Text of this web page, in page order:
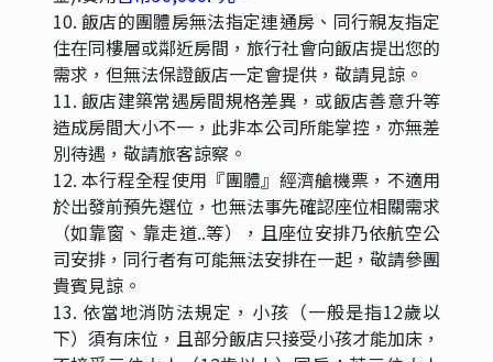
10. 飯店的團體房無法指定連通房、同行親友指定
住在同樓層或鄰近房間，旅行社會向飯店提出您的
需求，但無法保證飯店一定會提供，敬請見諒。
11. 飯店建築常遇房間規格差異，或飯店善意升等
造成房間大小不一，此非本公司所能掌控，亦無差
別待遇，敬請旅客諒察。
12. 本行程全程使用『團體』經濟艙機票，不適用
於出發前預先選位，也無法事先確認座位相關需求
（如靠窗、靠走道..等），且座位安排乃依航空公
司安排，同行者有可能無法安排在一起，敬請參團
貴賓見諒。
13. 依當地消防法規定，小孩（一般是指12歲以
下）須有床位，且部分飯店只接受小孩才能加床，